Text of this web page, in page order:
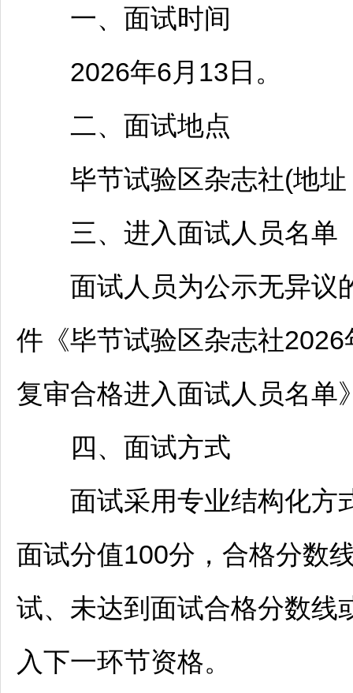
一、面试时间
2026年6月13日。
二、面试地点
毕节试验区杂志社(地址
三、进入面试人员名单
面试人员为公示无异议
件《毕节试验区杂志社
复审合格进入面试人员名
四、面试方式
面试采用专业结构化方
面试分值100分，合格分数
试、未达到面试合格分数线
入下一环节资格。